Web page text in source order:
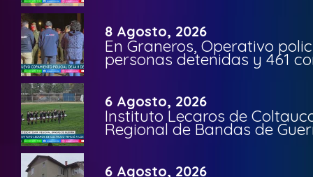
8 Agosto, 2026
En Graneros, Operativo
personas detenidas y 461
6 Agosto, 2026
Instituto Lecaros de
Regional de Bandas de
6 Agosto, 2026